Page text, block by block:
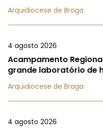
Arquidiocese de Braga
4 agosto 2026
Acampamento
grande laboratório de
Arquidiocese de Braga
4 agosto 2026